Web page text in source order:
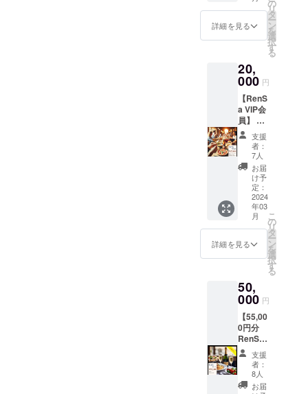
す。 ----
-----------
-----------
文字20
字以内 -
-----------
-----------
-----------
--------
後日、
ご支援
いただ
きま
掲載期
間は、
掲載日
から5年
間とさ
せてい
ただき
ます。
複数人
のお会
計で利
の金額
以下の
場合、
次回来
店時に
繰り越
し利用
可 ・ド
リンク
のみで
も利用
効期限
RenSa
オープ
ンから2
本券の
利用に
て、お
釣りは
ご容赦
いただ
いてお
りま
す。
詳細を見る
の
リ
タ
ー
ン
を
選
択
す
る
20,
000 円
【RenS
a VIP会
員】 1
年間、
何度で
もご来
店時の
ファー
ストド
リンク
を、
RenSa
からご
提供さ
せてい
※有効期
間は最
初に利
用した
日から1
年間で
す ※1日
に1回ご
利用い
ただけ
支援
者：
7人
お届
け予
定：
2024
年03
月
詳細を見る
こ
の
リ
タ
ー
ン
を
選
択
す
る
50,
000 円
【55,00
0円分
RenSa
カー
ド】 お
会計の
際に割
支援
者：
8人
お届